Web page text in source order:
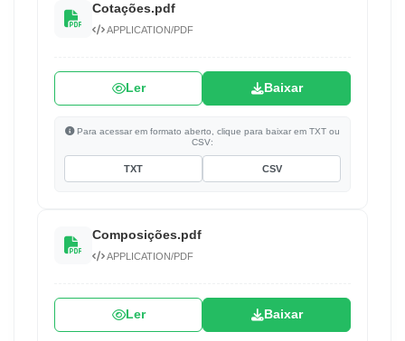
Cotações.pdf
APPLICATION/PDF
Ler Baixar
Para acessar em formato aberto, clique para baixar em TXT ou
CSV:
TXT CSV
Composições.pdf
APPLICATION/PDF
Ler Baixar